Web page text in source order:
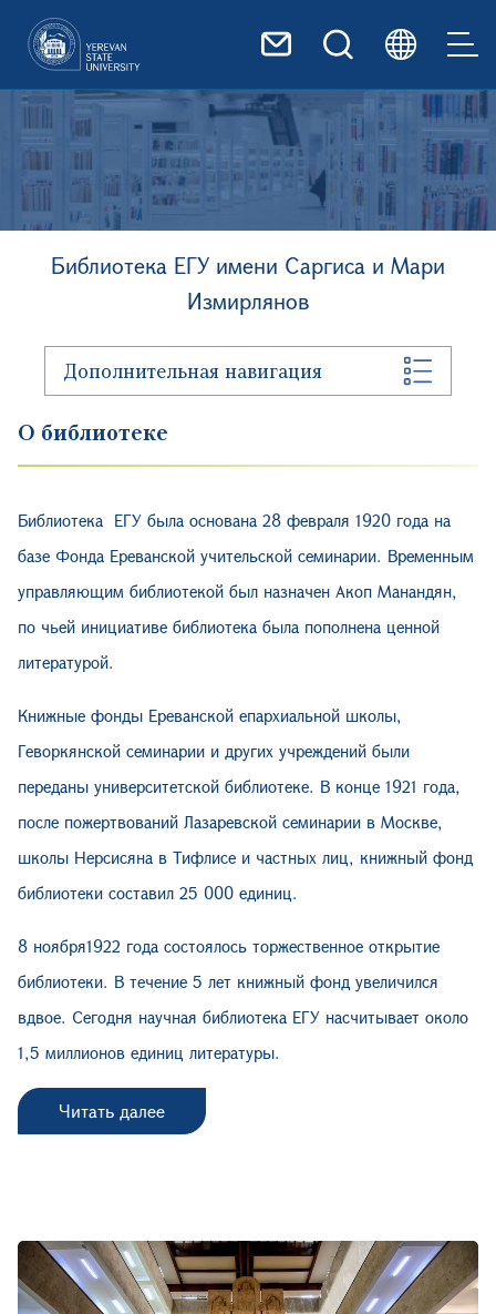
Image
Библиотека ЕГУ имени Саргиса и Мари
Измирлянов
Дополнительная навигация
О библиотеке
Библиотека ЕГУ была основана 28 февраля 1920 года на
базе Фонда Ереванской учительской семинарии. Временным
управляющим библиотекой был назначен Акоп Манандян,
по чьей инициативе библиотека была пополнена ценной
литературой.
Книжные фонды Ереванской епархиальной школы,
Геворкянской семинарии и других учреждений были
переданы университетской библиотеке. В конце 1921 года,
после пожертвований Лазаревской семинарии в Москве,
школы Нерсисяна в Тифлисе и частных лиц, книжный фонд
библиотеки составил 25 000 единиц.
8 ноября1922 года состоялось торжественное открытие
библиотеки. В течение 5 лет книжный фонд увеличился
вдвое. Сегодня научная библиотека ЕГУ насчитывает около
1,5 миллионов единиц литературы.
Читать далее